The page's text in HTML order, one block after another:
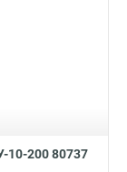
10-200 80737